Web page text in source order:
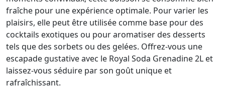
fraîche pour une expérience optimale. Pour varier les
plaisirs, elle peut être utilisée comme base pour des
cocktails exotiques ou pour aromatiser des desserts
tels que des sorbets ou des gelées. Offrez-vous une
escapade gustative avec le Royal Soda Grenadine 2L et
laissez-vous séduire par son goût unique et
rafraîchissant.